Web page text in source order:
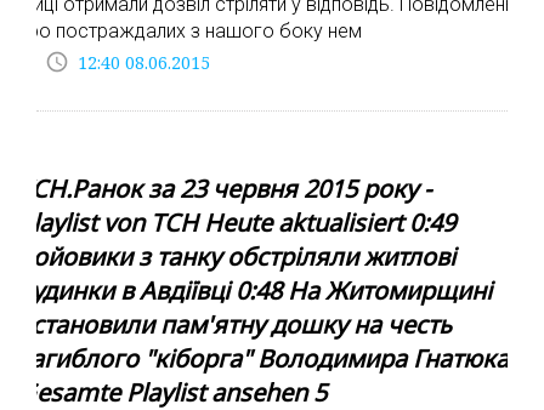
про постраждалих з нашого боку нем
access_time 12:40 08.06.2015
ТСН.Ранок за 23 червня 2015 року -
Playlist von ТСН Heute aktualisiert 0:49
Бойовики з танку обстріляли житлові
будинки в Авдіївці 0:48 На Житомирщині
встановили пам'ятну дошку на честь
загиблого "кіборга" Володимира Гнатюка
Gesamte Playlist ansehen 5